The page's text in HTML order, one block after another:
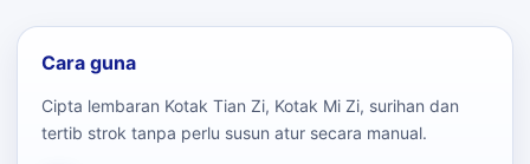
Cara guna
Cipta lembaran Kotak Tian Zi, Kotak Mi Zi, surihan dan
tertib strok tanpa perlu susun atur secara manual.